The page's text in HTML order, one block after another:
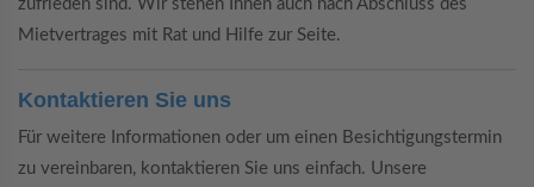
zufrieden sind. Wir stehen Ihnen auch nach Abschluss des
Mietvertrages mit Rat und Hilfe zur Seite.
Kontaktieren Sie uns
Für weitere Informationen oder um einen Besichtigungstermin
zu vereinbaren, kontaktieren Sie uns einfach. Unsere